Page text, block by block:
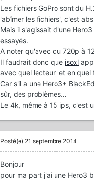
Les fichiers GoPro sont du
'abîmer les fichiers', c'est
Mais il s'agissait d'une
essayés.
A noter qu'avec du 720p à
Il faudrait donc que isoxl
avec quel lecteur, et en
Car s'il a une Hero3+
sûr, des problèmes…
Le 4k, même à 15 ips, c'est
Posté(e) 21 septembre 2014
Bonjour
pour ma part j'ai une Hero3